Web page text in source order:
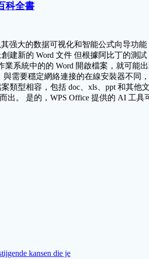
科全書
强大的数据可视化和智能公式向导功
建新的 Word 文件 但根據阿比丁的測
系統中的的 Word 開啟檔案，就可能
需要穩定網絡連接的在線安裝器不同
型相容，包括 doc、xls、ppt 和其他
。 是的，WPS Office 提供的 AI 工
kansen die je